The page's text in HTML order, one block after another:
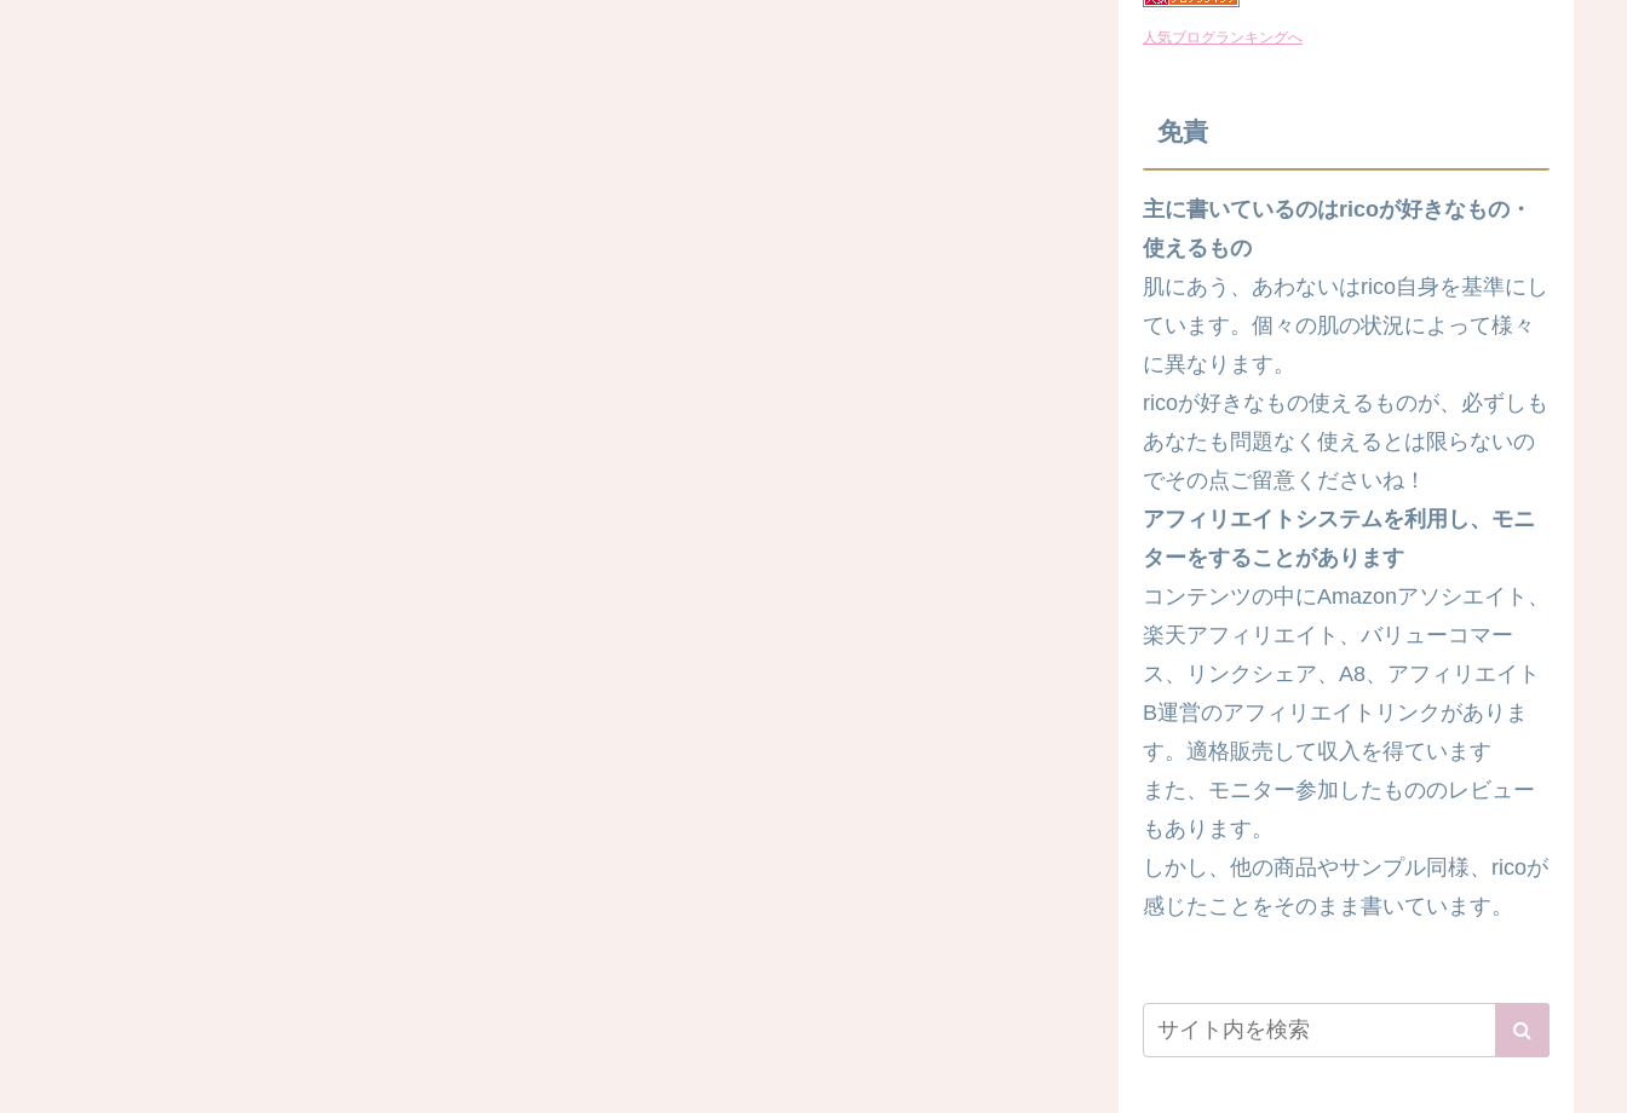
人気ブログランキングへ
免責
主に書いているのはricoが好きなもの・
使えるもの
肌にあう、あわないはrico自身を基準にし
ています。個々の肌の状況によって様々
に異なります。
ricoが好きなもの使えるものが、必ずしも
あなたも問題なく使えるとは限らないの
でその点ご留意くださいね！
アフィリエイトシステムを利用し、モニ
ターをすることがあります
コンテンツの中にAmazonアソシエイト、
楽天アフィリエイト、バリューコマー
ス、リンクシェア、A8、アフィリエイト
B運営のアフィリエイトリンクがありま
す。適格販売して収入を得ています
また、モニター参加したもののレビュー
もあります。
しかし、他の商品やサンプル同様、ricoが
感じたことをそのまま書いています。